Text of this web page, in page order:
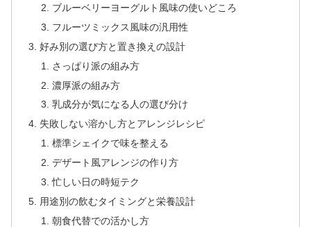
ブルーベリーヨーグルト風味の使いどころ
フルーツミックス風味の汎用性
好み別の選び方と置き換えの設計
さっぱり派の組み方
濃厚派の組み方
乳成分が気になる人の選び分け
失敗しない溶かし方とアレンジレシピ
標準シェイクで味を整える
デザート風アレンジの作り方
忙しい日の時短テク
用途別の飲むタイミングと栄養設計
朝食代替での活かし方